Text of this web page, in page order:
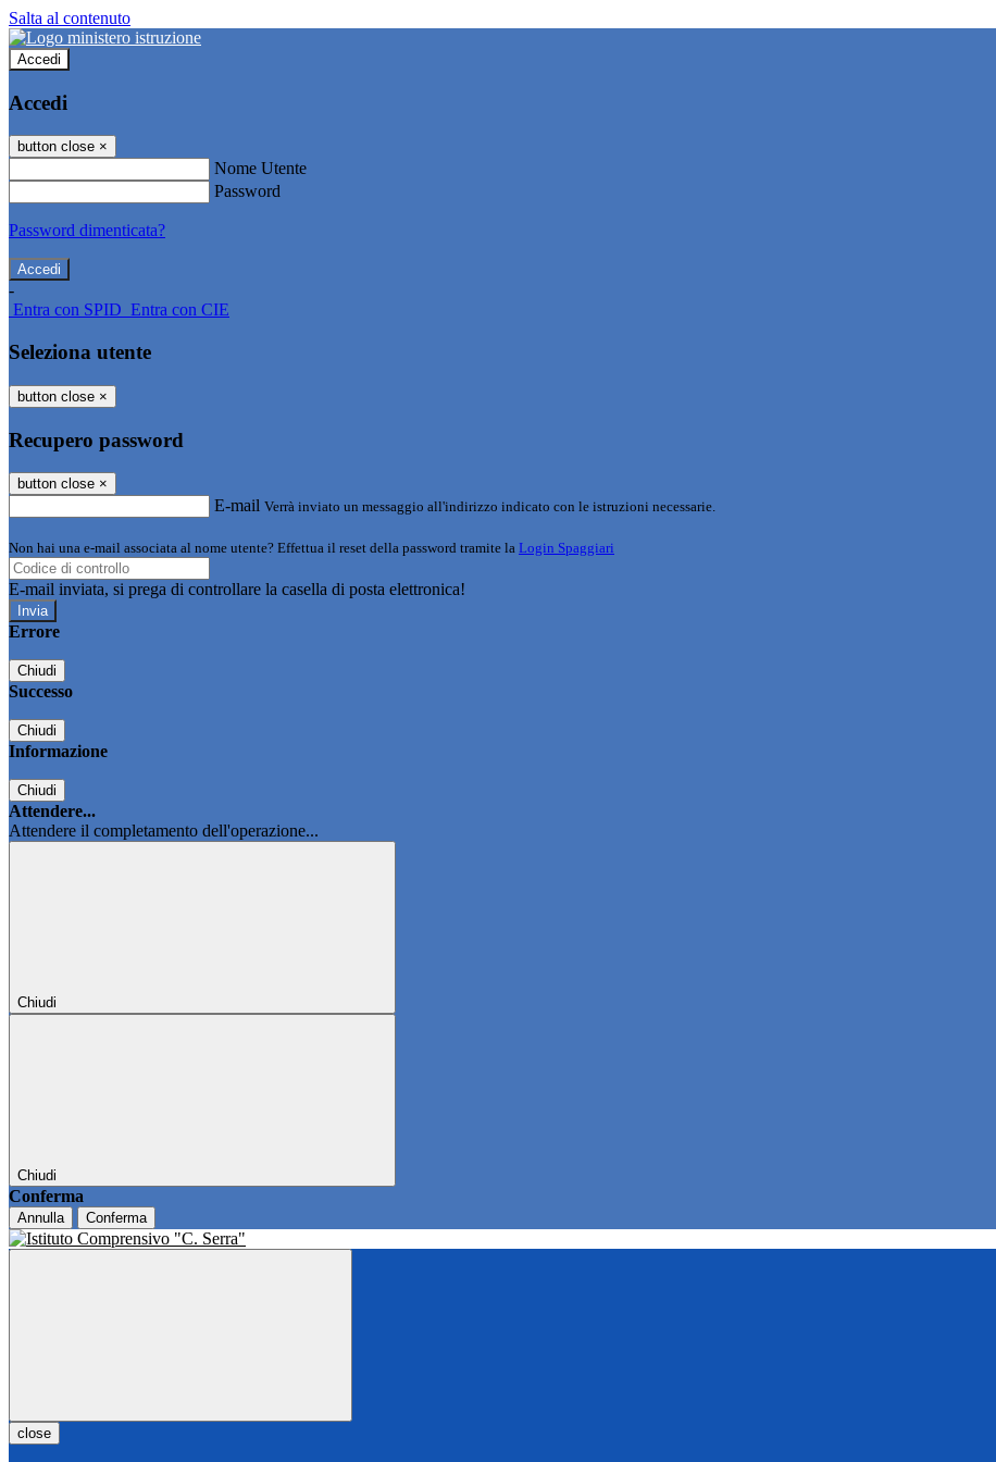
Salta al contenuto
Accedi
Accedi
button close ×
Nome Utente
Password
Password dimenticata?
-
Entra con SPID Entra con CIE
Seleziona utente
button close ×
Recupero password
button close ×
E-mail Verrà inviato un messaggio all'indirizzo indicato con le istruzioni necessarie.
Non hai una e-mail associata al nome utente? Effettua il reset della password tramite la Login Spaggiari
E-mail inviata, si prega di controllare la casella di posta elettronica!
Errore
Chiudi
Successo
Chiudi
Informazione
Chiudi
Attendere...
Attendere il completamento dell'operazione...
Chiudi
Chiudi
Conferma
Annulla Conferma
close